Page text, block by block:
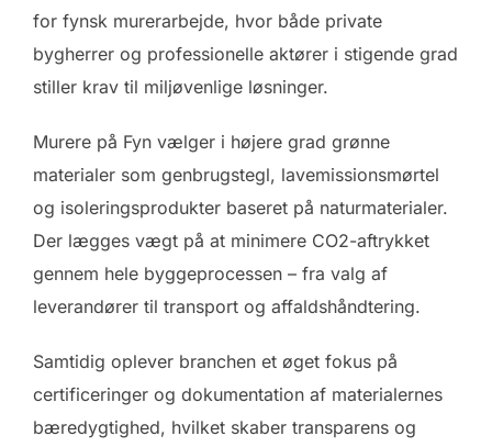
for fynsk murerarbejde, hvor både private
bygherrer og professionelle aktører i stigende grad
stiller krav til miljøvenlige løsninger.
Murere på Fyn vælger i højere grad grønne
materialer som genbrugstegl, lavemissionsmørtel
og isoleringsprodukter baseret på naturmaterialer.
Der lægges vægt på at minimere CO2-aftrykket
gennem hele byggeprocessen – fra valg af
leverandører til transport og affaldshåndtering.
Samtidig oplever branchen et øget fokus på
certificeringer og dokumentation af materialernes
bæredygtighed, hvilket skaber transparens og